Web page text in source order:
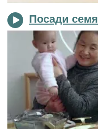
Посади семя